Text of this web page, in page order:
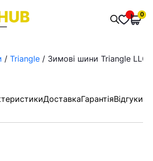
Пошук
товарів
0
/ Triangle / Зимові шини Triangle
ДоставкаГарантіяВідгуки